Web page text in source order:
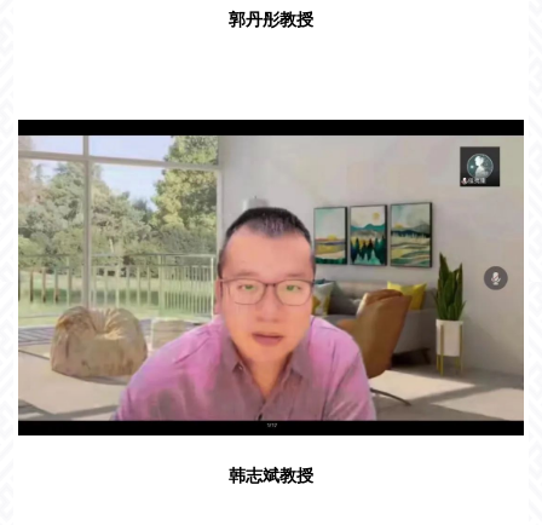
郭丹彤教授
韩志斌教授